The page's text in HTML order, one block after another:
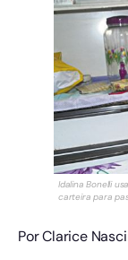
Idalina Bonelli
carteira para
Por Clarice